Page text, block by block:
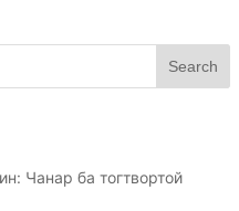
Search
Чанар ба тогтвортой